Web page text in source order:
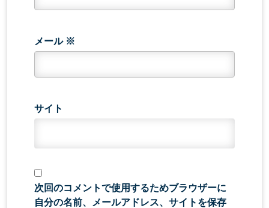
メール ※
サイト
次回のコメントで使用するためブラウザーに
自分の名前、メールアドレス、サイトを保存